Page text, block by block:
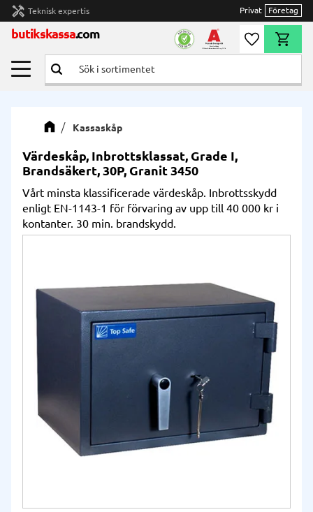
Meny
handyman Teknisk expertis Privat Företag
butikskassa.com Önskelista
Kassaskåp
Värdeskåp, Inbrottsklassat, Grade I,
Brandsäkert, 30P, Granit 3450
Vårt minsta klassificerade värdeskåp. Inbrottsskydd
enligt EN-1143-1 för förvaring av upp till 40 000 kr i
kontanter. 30 min. brandskydd.